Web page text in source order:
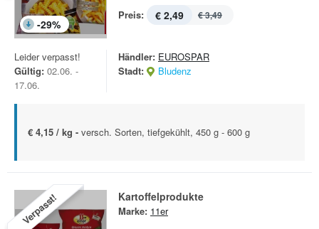
-29%
Preis: € 2,49 € 3,49
Leider verpasst!
Gültig: 02.06. -
17.06.
Händler: EUROSPAR
Stadt:
Bludenz
€ 4,15 / kg - versch. Sorten, tiefgekühlt, 450 g - 600 g
Verpasst! Kartoffelprodukte
Marke: 11er